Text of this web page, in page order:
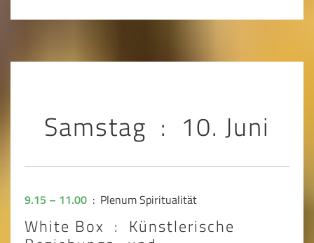
Samstag : 10. Juni
9.15 – 11.00 : Plenum Spiritualität
White Box : Künstlerische